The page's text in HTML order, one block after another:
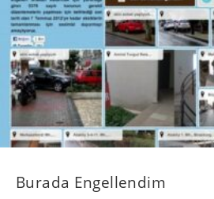
Burada Engellendim